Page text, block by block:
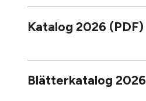
Katalog 2026 (PDF)
Blätterkatalog 2026